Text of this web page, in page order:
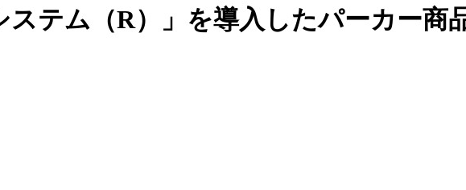
テム（R）」を導入したパーカー商